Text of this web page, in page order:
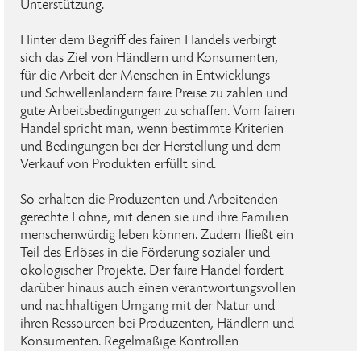
Unterstützung.
Hinter dem Begriff des fairen Handels verbirgt
sich das Ziel von Händlern und Konsumenten,
für die Arbeit der Menschen in Entwicklungs-
und Schwellenländern faire Preise zu zahlen und
gute Arbeitsbedingungen zu schaffen. Vom fairen
Handel spricht man, wenn bestimmte Kriterien
und Bedingungen bei der Herstellung und dem
Verkauf von Produkten erfüllt sind.
So erhalten die Produzenten und Arbeitenden
gerechte Löhne, mit denen sie und ihre Familien
menschenwürdig leben können. Zudem fließt ein
Teil des Erlöses in die Förderung sozialer und
ökologischer Projekte. Der faire Handel fördert
darüber hinaus auch einen verantwortungsvollen
und nachhaltigen Umgang mit der Natur und
ihren Ressourcen bei Produzenten, Händlern und
Konsumenten. Regelmäßige Kontrollen